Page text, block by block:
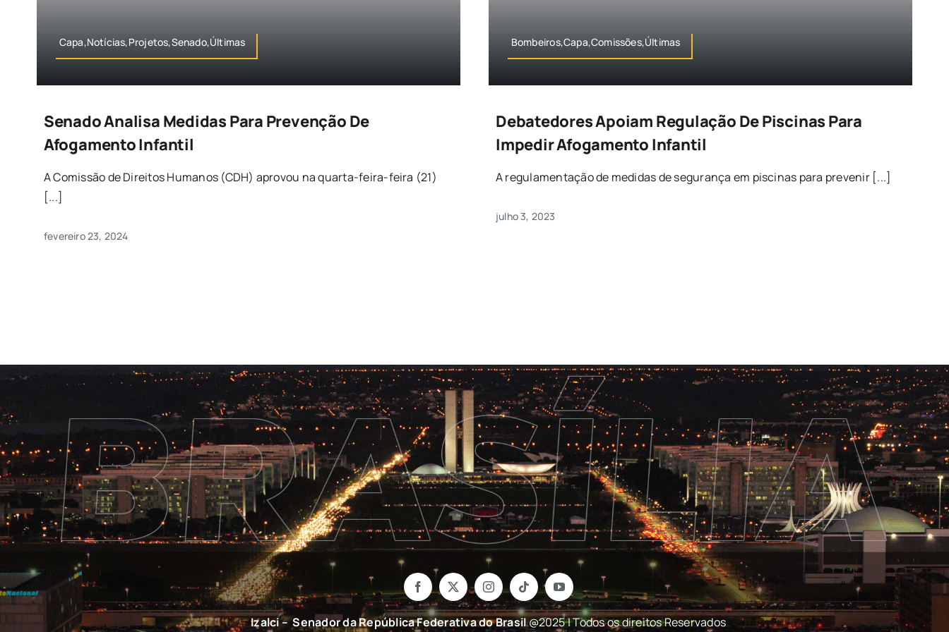
Capa,Notícias,Projetos,Senado,Últimas
Senado Analisa Medidas Para Prevenção De
Afogamento Infantil
A Comissão de Direitos Humanos (CDH) aprovou na quarta-feira-feira (21)
[...]
fevereiro 23, 2024
Bombeiros,Capa,Comissões,Últimas
Debatedores Apoiam Regulação De Piscinas Para
Impedir Afogamento Infantil
A regulamentação de medidas de segurança em piscinas para prevenir [...]
julho 3, 2023
Izalci – Senador da República Federativa do Brasil@2025 | Todos os direitos Reservados